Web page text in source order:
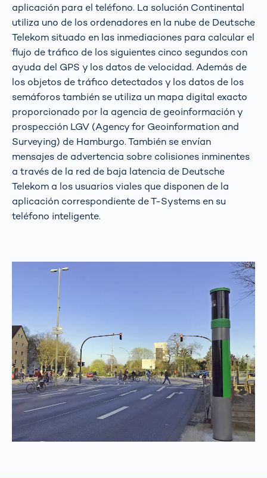
aplicación para el teléfono. La solución Continental
utiliza uno de los ordenadores en la nube de Deutsche
Telekom situado en las inmediaciones para calcular el
flujo de tráfico de los siguientes cinco segundos con
ayuda del GPS y los datos de velocidad. Además de
los objetos de tráfico detectados y los datos de los
semáforos también se utiliza un mapa digital exacto
proporcionado por la agencia de geoinformación y
prospección LGV (Agency for Geoinformation and
Surveying) de Hamburgo. También se envían
mensajes de advertencia sobre colisiones inminentes
a través de la red de baja latencia de Deutsche
Telekom a los usuarios viales que disponen de la
aplicación correspondiente de T-Systems en su
teléfono inteligente.